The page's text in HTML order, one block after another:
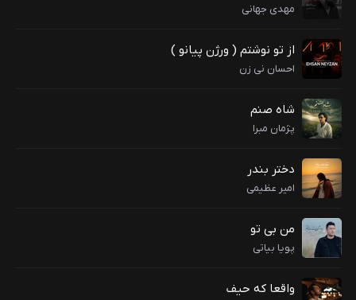
مهدی جهانی
از تو نوشتم ( ورژن پیانو )
احسان نی زن
شاه صنم
پژمان مبرا
دختر بندر
امیر عظیمی
من بی تو
پویا بیاتی
واقعا که حیف